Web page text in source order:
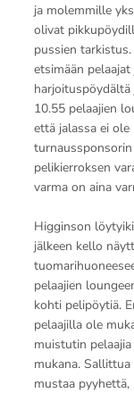
ja molemmille
olivat
pussien
etsimään
10.55 pelaajien
että jalassa ei
pelikierroksen
varma on aina
Higginson
jälkeen kello
pelaajien
kohti pelipöytiä.
pelaajilla ole
muistutin
mukana.
mustaa pyyhettä,